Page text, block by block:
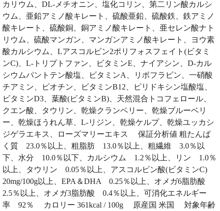
カリウム、DL-メチオニン、塩化コリン、第二リン酸カルシ
ウム、亜鉛アミノ酸キレート、硫酸亜鉛、硫酸鉄、鉄アミノ
酸キレート、硫酸銅、銅アミノ酸キレート、亜セレン酸ナト
リウム、硫酸マンガン、マンガンアミノ酸キレート、ヨウ素
酸カルシウム、Lアスコルビン2ポリフォスフェイト(ビタミ
ンC)、L-トリプトファン、ビタミンE、ナイアシン、D-カル
シウムパントテン酸塩、ビタミンA、リボフラビン、一硝酸
チアミン、ビオチン、ビタミンB12、ピリドキシン塩酸塩、
ビタミンD3、葉酸(ビタミンB)、天然混合トコフェロール、
クエン酸、タウリン、乾燥クランベリー、乾燥ブルーベリ
ー、乾燥ほうれん草、L-リジン、乾燥ケルプ、乾燥ユッカシ
ジゲラエキス、ローズマリーエキス 保証分析値 粗たんぱ
く質 23.0％以上、粗脂肪 13.0％以上、粗繊維 3.0％以
下、水分 10.0％以下、カルシウム 1.2％以上、リン 1.0％
以上、タウリン 0.05％以上、アスコルビン酸(ビタミンC)
20mg/100g以上、EPA＆DHA 0.25％以上、オメガ6脂肪酸
2.5％以上、オメガ3脂肪酸 0.4％以上、可消化エネルギー
率 92％ カロリー 361kcal / 100g 原産国 米国 対象年齢